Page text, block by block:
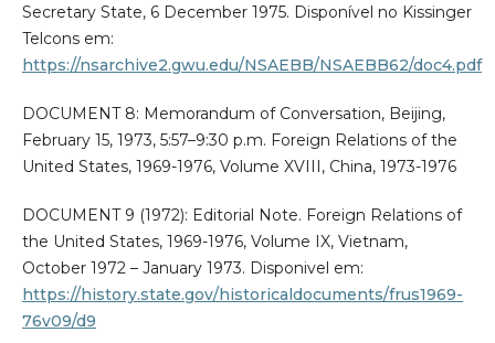
Secretary State, 6 December 1975. Disponível no Kissinger
Telcons em:
https://nsarchive2.gwu.edu/NSAEBB/NSAEBB62/doc4.pdf
DOCUMENT 8: Memorandum of Conversation, Beijing,
February 15, 1973, 5:57–9:30 p.m. Foreign Relations of the
United States, 1969-1976, Volume XVIII, China, 1973-1976
DOCUMENT 9 (1972): Editorial Note. Foreign Relations of
the United States, 1969-1976, Volume IX, Vietnam,
October 1972 – January 1973. Disponivel em:
https://history.state.gov/historicaldocuments/frus1969-
76v09/d9